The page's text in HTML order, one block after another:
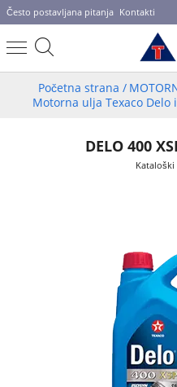
Često postavljana pitanja Kontakti
Početna strana /
Motorna ulja Texaco Delo
DELO 400
Kataloški